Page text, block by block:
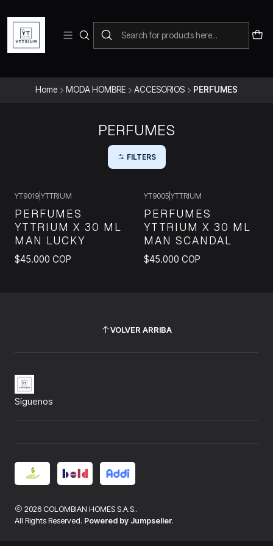
Para pedidos telefonicos puedes comunicarte con el wsap
+573228452138
Home MODA HOMBRE ACCESORIOS PERFUMES
PERFUMES
FILTERS
YT9019 YTTRIUM
PERFUMES
YTTRIUM X 30 ML
MAN LUCKY
$45.000 COP
YT9005 YTTRIUM
PERFUMES
YTTRIUM X 30 ML
MAN SCANDAL
$45.000 COP
VOLVER ARRIBA
Síguenos
2026 COLOMBIAN HOMES S.A.S..
All Rights Reserved. Powered by Jumpseller.